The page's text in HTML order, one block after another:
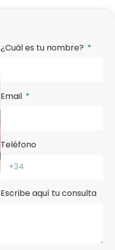
¿Cuál es tu nombre?
Email
Teléfono
Escribe aquí tu consulta